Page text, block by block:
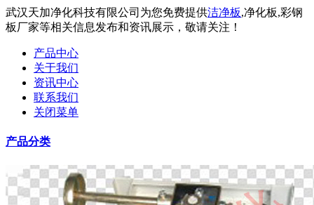
武汉天加净化科技有限公司为您免费提供洁净板,净化板,彩钢
板厂家等相关信息发布和资讯展示，敬请关注！
产品中心
关于我们
资讯中心
联系我们
关闭菜单
产品分类